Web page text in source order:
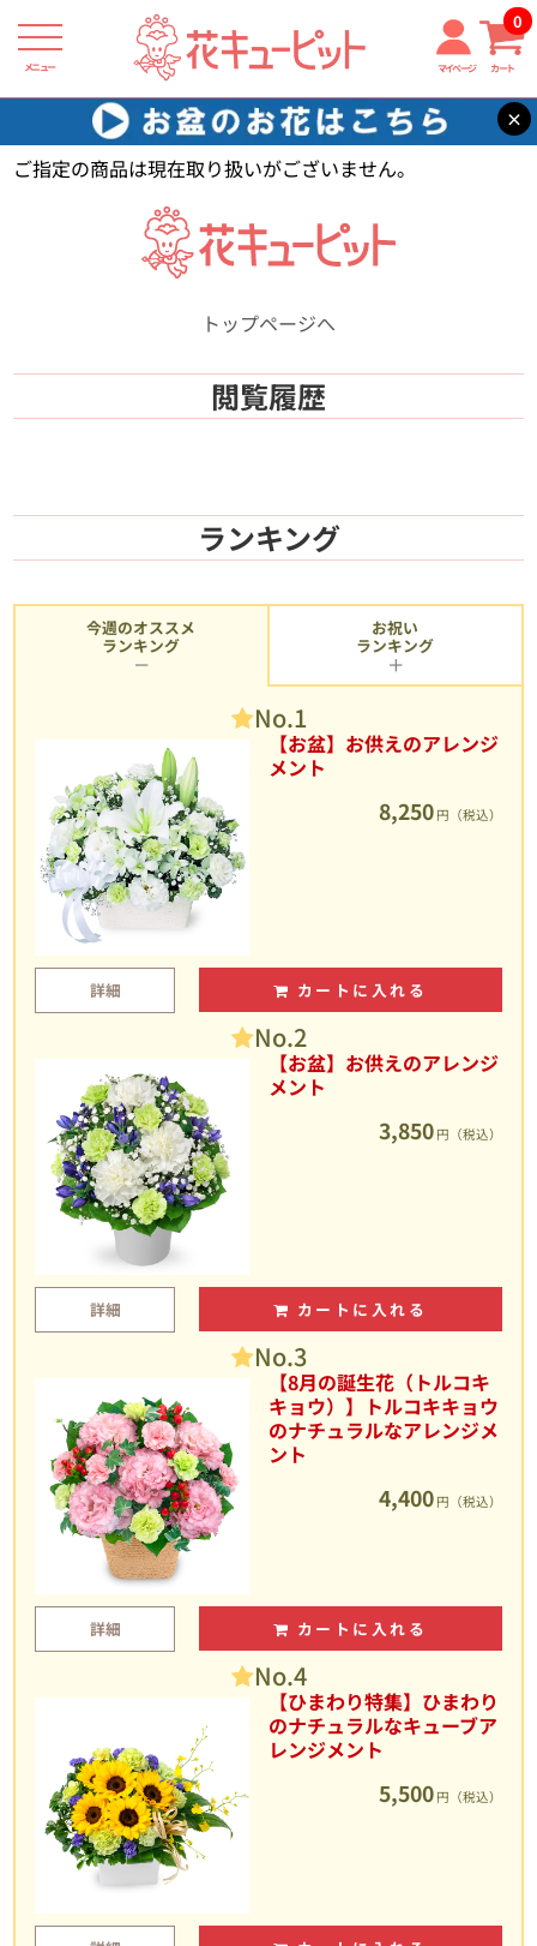
メニュー マイページ カート
0
×
花キューピット 【】
ご指定の商品は現在取り扱いがございません。
トップページへ
閲覧履歴
ランキング
今週のオススメ
ランキング
No.1
【お盆】お供えのアレンジ
メント
8,250 円（税込）
詳細 カートに入れる
No.2
【お盆】お供えのアレンジ
メント
3,850 円（税込）
詳細 カートに入れる
No.3
【8月の誕生花（トルコキ
キョウ）】トルコキキョウ
のナチュラルなアレンジメ
ント
4,400 円（税込）
詳細 カートに入れる
No.4
【ひまわり特集】ひまわり
のナチュラルなキューブア
レンジメント
5,500 円（税込）
お祝い
ランキング